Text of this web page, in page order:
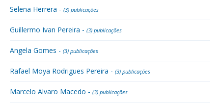
Selena Herrera - (3) publicações
Guillermo Ivan Pereira - (3) publicações
Angela Gomes - (3) publicações
Rafael Moya Rodrigues Pereira - (3) publicações
Marcelo Alvaro Macedo - (3) publicações